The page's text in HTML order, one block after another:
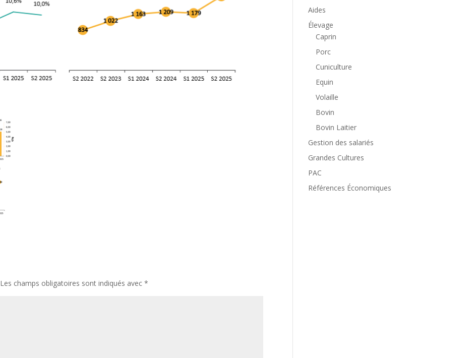
Les champs obligatoires sont indiqués avec*
Aides
Élevage
Caprin
Porc
Cuniculture
Equin
Volaille
Bovin
Bovin Laitier
Gestion des salariés
Grandes Cultures
PAC
Références Économiques